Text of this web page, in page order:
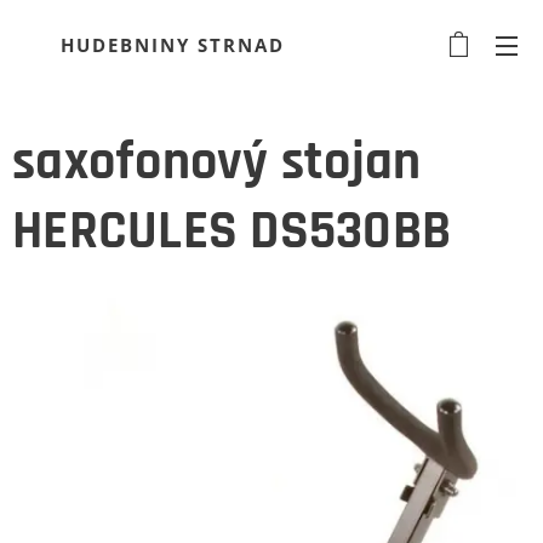
HUDEBNINY STRNAD
saxofonový stojan
HERCULES DS530BB